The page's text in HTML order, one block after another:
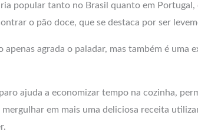
popular tanto no Brasil quanto em
o pão doce, que se destaca por ser
apenas agrada o paladar, mas também é
ajuda a economizar tempo na cozinha,
mergulhar em mais uma deliciosa receita